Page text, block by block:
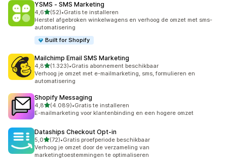
YSMS ‑ SMS Marketing
4,6van 5 sterren
(52)
52 recensies in totaal
•Gratis te installeren
Herstel afgebroken winkelwagens en verhoog de omzet met sms-
automatisering
Built for Shopify
Mailchimp Email SMS Marketing
4,8van 5 sterren
(1.323)
1323 recensies in totaal
•Gratis abonnement beschikbaar
Verhoog je omzet met e-mailmarketing, sms, formulieren en
automatisering
Shopify Messaging
4,8van 5 sterren
(4.089)
4089 recensies in totaal
•Gratis te installeren
E-mailmarketing voor klantenbinding en een hogere omzet
Dataships Checkout Opt‑in
5,0van 5 sterren
(72)
72 recensies in totaal
•Gratis proefperiode beschikbaar
Verhoog je omzet door de verzameling van
marketingtoestemmingen te optimaliseren